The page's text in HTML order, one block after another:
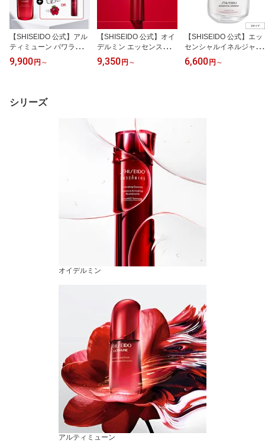
【SHISEIDO 公式】アル
ティミューン パワライジ
ング セラム | SHISEIDO
資生堂 シセイドウ | 美容
9,900円 ～
【SHISEIDO 公式】オイ
デルミン エッセンスロー
ション | SHISEIDO 資生
堂 シセイドウ | 化粧液 化
9,350円 ～
【SHISEIDO 公式】エッ
センシャルイネルジャ ハ
イドレーティング クリー
ム / デークリーム | SHIS
6,600円 ～
シリーズ
オイデルミン
アルティミューン